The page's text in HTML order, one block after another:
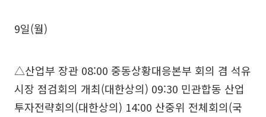
9일(월)
△산업부 장관 08:00 중동상황대응본부 회의 겸 석유
시장 점검회의 개최(대한상의) 09:30 민관합동 산업
투자전략회의(대한상의) 14:00 산중위 전체회의(국